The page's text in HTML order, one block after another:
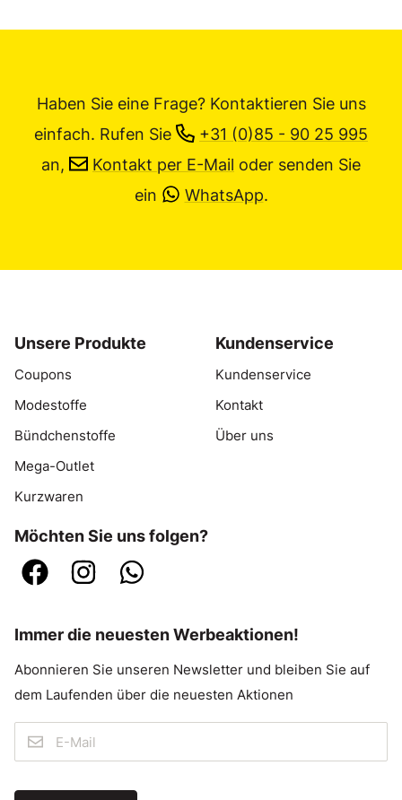
Haben Sie eine Frage? Kontaktieren Sie uns
einfach. Rufen Sie
+31 (0)85 - 90 25 995
an,
Kontakt per E-Mail oder senden Sie
ein
WhatsApp.
Unsere Produkte
Coupons
Modestoffe
Bündchenstoffe
Mega-Outlet
Kurzwaren
Kundenservice
Kundenservice
Kontakt
Über uns
Möchten Sie uns folgen?
Immer die neuesten Werbeaktionen!
Abonnieren Sie unseren Newsletter und bleiben Sie auf
dem Laufenden über die neuesten Aktionen